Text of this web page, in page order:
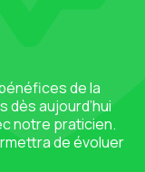
de la
dès aujourd’hui
notre praticien.
de évoluer